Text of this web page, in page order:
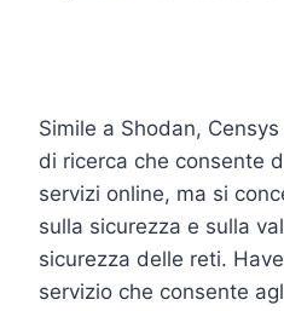
Simile a Shodan,
di ricerca che consente
servizi online, ma si
sulla sicurezza e sulla
sicurezza delle reti.
servizio che consente